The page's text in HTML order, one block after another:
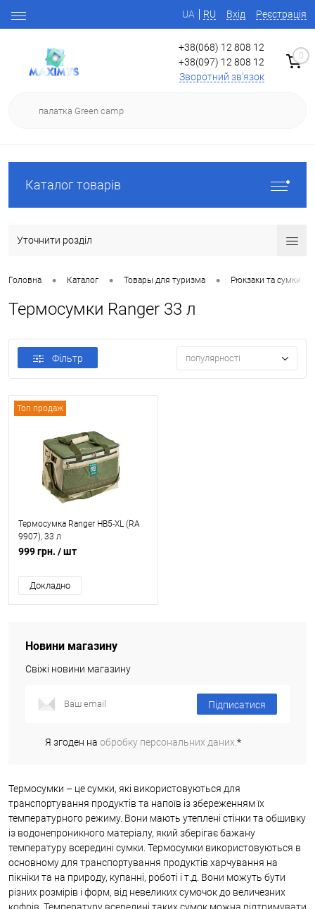
UA RU Вхід Реєстрація
+38(068) 12 808 12
+38(097) 12 808 12
Зворотний зв'язок
0
Каталог товарів
Уточнити розділ
Головна • Каталог • Товары для туризма • Рюкзаки та сумки
Термосумки Ranger 33 л
Фільтр популярності
Топ продаж
Термосумка Ranger HB5-XL (RA
9907), 33 л
999 грн. / шт
Докладно
Новини магазину
Свіжі новини магазину
Підписатися
Я згоден на обробку персональних даних.*
Термосумки – це сумки, які використовуються для
транспортування продуктів та напоїв із збереженням їх
температурного режиму. Вони мають утеплені стінки та обшивку
із водонепроникного матеріалу, який зберігає бажану
температуру всередині сумки. Термосумки використовуються в
основному для транспортування продуктів харчування на
пікніки та на природу, купанні, роботі і т.д. Вони можуть бути
різних розмірів і форм, від невеликих сумочок до величезних